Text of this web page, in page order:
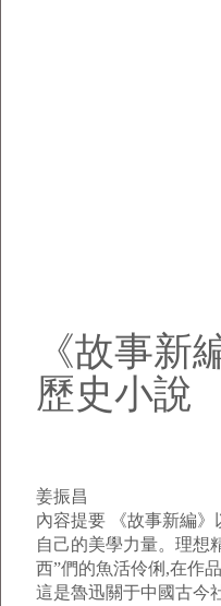
《故事新
歷史小說
姜振昌
內容提要
《故事新編
自己的美學力量。理想
西”們的魚活伶俐,在作
這是魯迅關于中國古今